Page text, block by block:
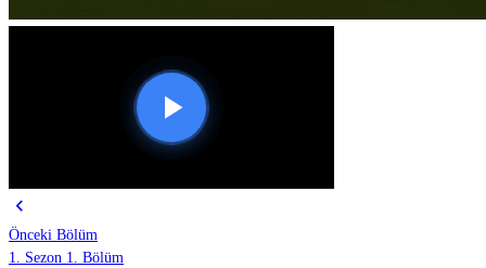
chevron_left
Önceki Bölüm
1. Sezon 1. Bölüm